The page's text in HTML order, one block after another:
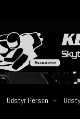
Udstyr Person